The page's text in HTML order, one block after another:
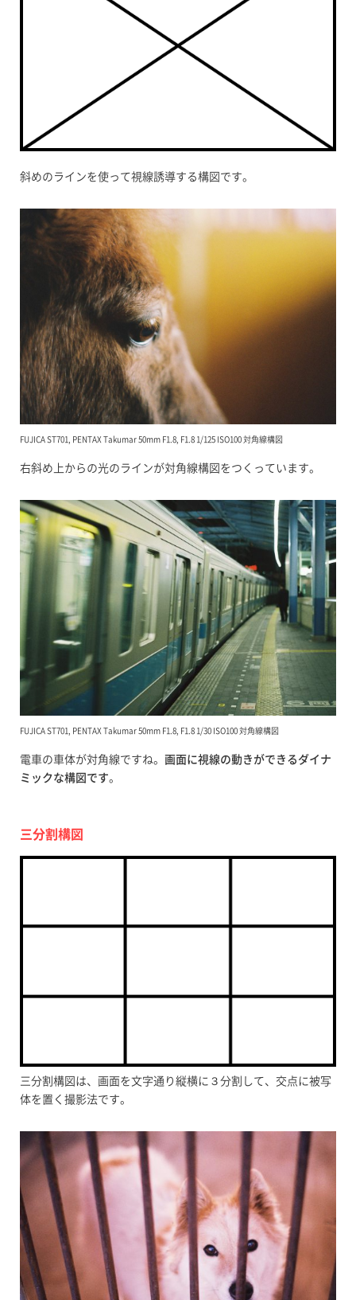
斜めのラインを使って視線誘導する構図です。
FUJICA ST701, PENTAX Takumar 50mm F1.8, F1.8 1/125 ISO100 対角線構図
右斜め上からの光のラインが対角線構図をつくっています。
FUJICA ST701, PENTAX Takumar 50mm F1.8, F1.8 1/30 ISO100 対角線構図
電車の車体が対角線ですね。 画面に視線の動きができるダイナ
ミックな構図です。
三分割構図
三分割構図は、画面を文字通り縦横に３分割して、交点に被写
体を置く撮影法です。